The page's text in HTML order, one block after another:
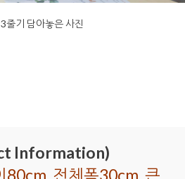
줄기 담아놓은 사진
Information)